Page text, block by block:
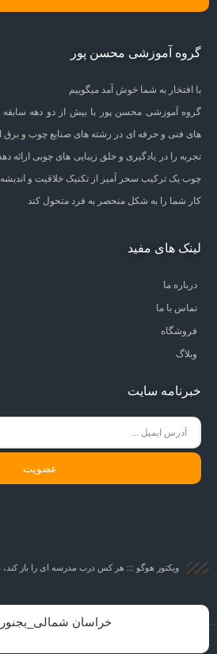
گروه آموزشی محسن پور
با افتخار به شما خوش آمد میگوییم
گروه آموزشی محسن پور با بیش از دو دهه
های فنی و حرفه ای در رشته های صنایع چوب و برق
تجربه را در یادگیری و خلق زیبایی های چوبی ارائه
چوب یک ترکیب سحر آمیز از تکنیک خلاقیت و
کار شما را به شکل منحصر به فرد متحول کند
لینک های مفید
درباره ما
تماس با ما
فروشگاه
وبلاگ
خبرنامه سایت
عضویت
ویکتور هوگو ::: هر کس درب مدرسه ای را باز
خراسان